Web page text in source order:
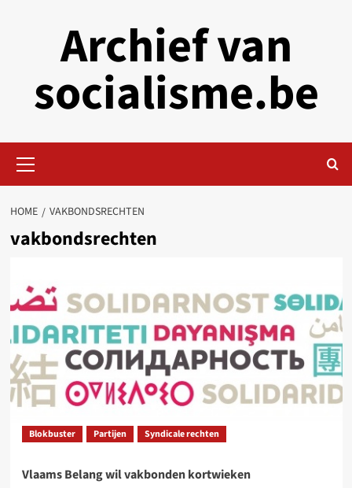
Archief van
socialisme.be
Menu
HOME VAKBONDSRECHTEN
vakbondsrechten
Blokbuster Partijen Syndicale rechten
Vlaams Belang wil vakbonden kortwieken